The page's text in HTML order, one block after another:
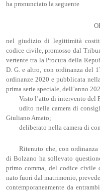
ha pronunciato la seguente
nel giudizio di legittimità
codice civile, promosso dal
vertente tra la Procura della
D. G. e altro, con ordinanza del
ordinanze 2020 e pubblicata
prima serie speciale, dell’anno
Visto l’atto di intervento del
udito nella camera di
Giuliano Amato;
deliberato nella camera di
Ritenuto che, con
di Bolzano ha sollevato
primo comma, del codice
nato fuori dal matrimonio,
contemporaneamente da